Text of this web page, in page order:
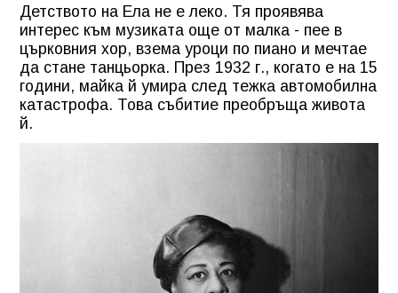
Детството на Ела не е леко. Тя проявява
интерес към музиката още от малка - пее в
църковния хор, взема уроци по пиано и мечтае
да стане танцьорка. През 1932 г., когато е на 15
години, майка й умира след тежка автомобилна
катастрофа. Това събитие преобръща живота
й.